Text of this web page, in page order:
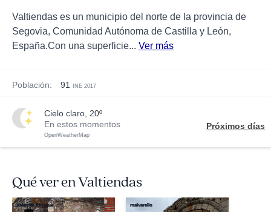
Valtiendas es un municipio del norte de la provincia de
Segovia, Comunidad Autónoma de Castilla y León,
España.Con una superficie... Ver más
Población: 91 INE 2017
cielo claro, 20º
En estos momentos
OpenWeatherMap
Próximos días
Qué ver en Valtiendas
Valentín Enrique malvarello